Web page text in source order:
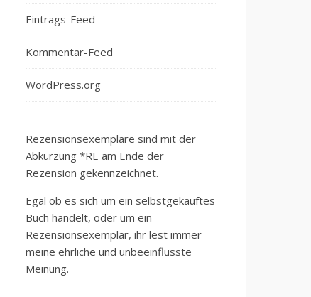
Eintrags-Feed
Kommentar-Feed
WordPress.org
Rezensionsexemplare sind mit der
Abkürzung *RE am Ende der
Rezension gekennzeichnet.
Egal ob es sich um ein selbstgekauftes
Buch handelt, oder um ein
Rezensionsexemplar, ihr lest immer
meine ehrliche und unbeeinflusste
Meinung.